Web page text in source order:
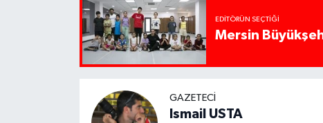
EDITÖRÜN SEÇTIĞI
Mersin
GAZETECI
Ismail USTA